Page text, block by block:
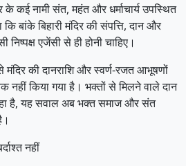
कई नामी संत, महंत और धर्माचार्य उपस्थित
बांके बिहारी मंदिर की संपत्ति, दान और
एजेंसी से ही होनी चाहिए।
मंदिर की दानराशि और स्वर्ण-रजत आभूषणों
नहीं किया गया है। भक्तों से मिलने वाले दान
है, यह सवाल अब भक्त समाज और संत
नहीं